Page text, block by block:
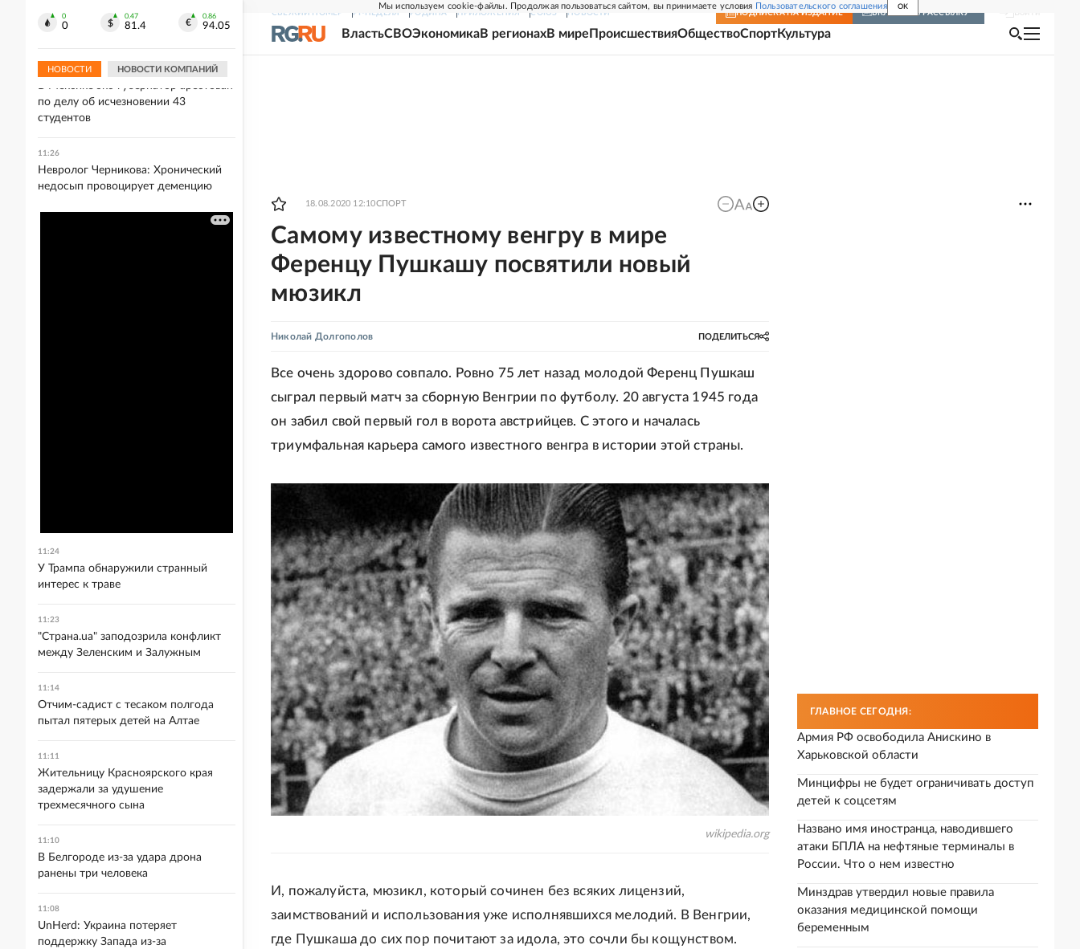
Мы используем cookie-файлы. Продолжая пользоваться сайтом, вы принимаете условия Пользовательского соглашения OK
СВЕЖИЙ НОМЕР РГ-НЕДЕЛЯ РОДИНА ПРИЛОЖЕНИЯ СОЮЗ НОВОСТИ ПОДПИСКА НА ИЗДАНИЕ ВКЛЮЧИТЬ РАССЫЛКУ
ВластьСВОЭкономикаВ регионахВ мире ПроисшествияОбществоСпортКультура
18.08.2020 12:10СПОРТ
Самому известному венгру в мире
Ференцу Пушкашу посвятили новый
мюзикл
Николай Долгополов ПОДЕЛИТЬСЯ
Все очень здорово совпало. Ровно 75 лет назад молодой Ференц Пушкаш
сыграл первый матч за сборную Венгрии по футболу. 20 августа 1945 года
он забил свой первый гол в ворота австрийцев. С этого и началась
триумфальная карьера самого известного венгра в истории этой страны.
wikipedia.org
И, пожалуйста, мюзикл, который сочинен без всяких лицензий,
заимствований и использования уже исполнявшихся мелодий. В Венгрии,
где Пушкаша до сих пор почитают за идола, это сочли бы кощунством.
ГЛАВНОЕ СЕГОДНЯ:
Армия РФ освободила Анискино в
Харьковской области
Минцифры не будет ограничивать доступ
детей к соцсетям
Названо имя иностранца, наводившего
атаки БПЛА на нефтяные терминалы в
России. Что о нем известно
Минздрав утвердил новые правила
оказания медицинской помощи
беременным
0
0
0.47
81.4
0.86
94.05
НОВОСТИ НОВОСТИ КОМПАНИЙ
заграждения ВСУ не помешали
11:33
В Мексике экс-губернатор арестован
по делу об исчезновении 43
студентов
11:26
Невролог Черникова: Хронический
недосып провоцирует деменцию
11:24
У Трампа обнаружили странный
интерес к траве
11:23
"Страна.ua" заподозрила конфликт
между Зеленским и Залужным
11:14
Отчим-садист с тесаком полгода
пытал пятерых детей на Алтае
11:11
Жительницу Красноярского края
задержали за удушение
трехмесячного сына
11:10
В Белгороде из-за удара дрона
ранены три человека
11:08
UnHerd: Украина потеряет
поддержку Запада из-за